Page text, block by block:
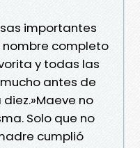
importantes
nombre completo
y todas las
antes de
no
Solo que no
cumplió